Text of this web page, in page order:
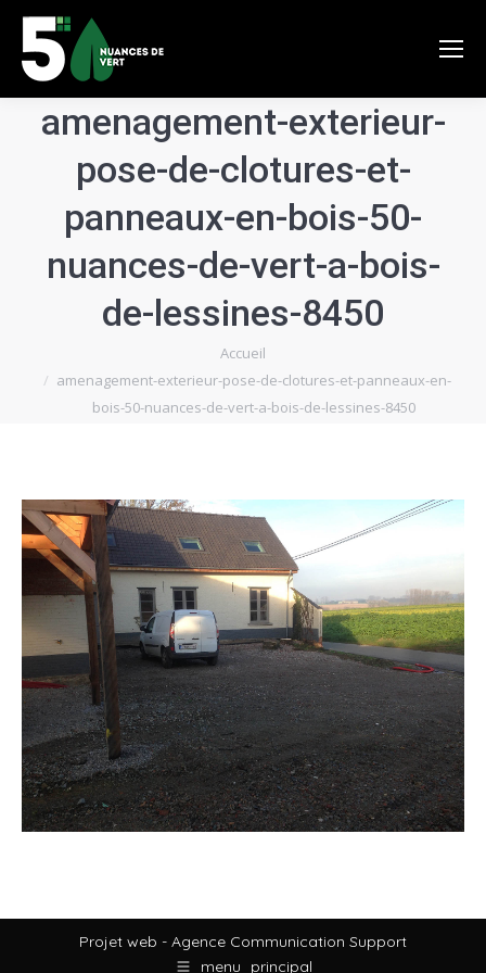
amenagement-exterieur-
pose-de-clotures-et-
panneaux-en-bois-50-
nuances-de-vert-a-bois-
de-lessines-8450
Accueil
amenagement-exterieur-pose-de-clotures-et-panneaux-en-
bois-50-nuances-de-vert-a-bois-de-lessines-8450
Projet web - Agence Communication Support
menu_principal